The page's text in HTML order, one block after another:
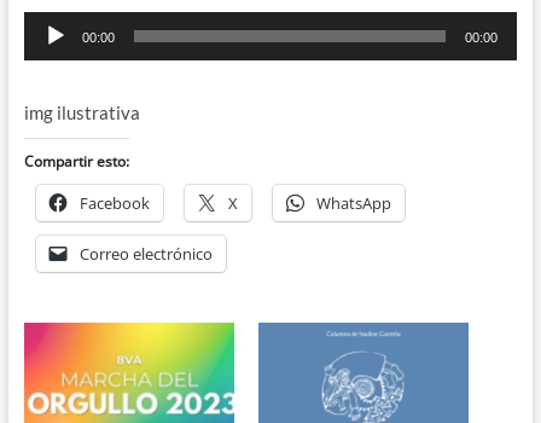
Reproductor
00:00 00:00
img ilustrativa
Compartir esto:
Facebook X WhatsApp
Correo electrónico